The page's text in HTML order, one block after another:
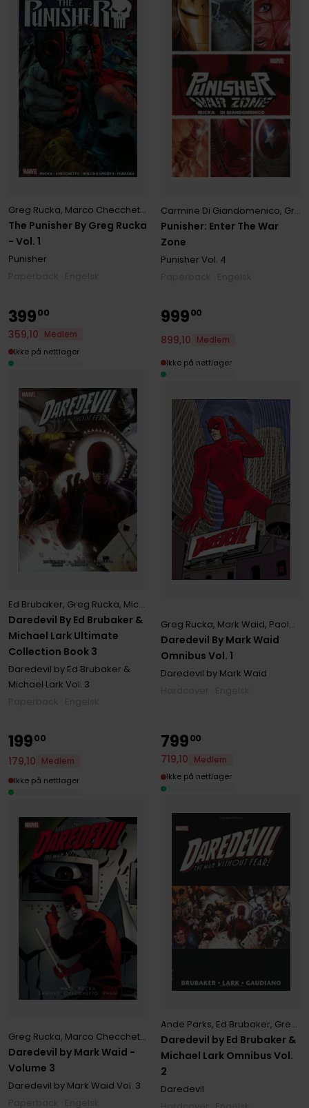
The Punisher By Greg Rucka
- Vol. 1
Greg Rucka, Marco Checchetto Max Fiumara
Punisher
Punisher: Enter The War
Zone
Carmine Di Giandomenico, Greg Rucka
Punisher Vol. 4
Daredevil By Ed Brubaker &
Michael Lark Ultimate
Collection Book 3
Ed Brubaker, Greg Rucka, Michael Lark
Daredevil by Ed Brubaker &
Michael Lark Vol. 3
39900
359,10
Medlem
Ikke på nettlager
Daredevil By Mark Waid
Omnibus Vol. 1
Greg Rucka, Mark Waid, Paolo Rivera
Daredevil by Mark Waid
99900
899,10 Medlem
Ikke på nettlager
Daredevil by Mark Waid -
Volume 3
Greg Rucka, Marco Checchetto Mark Waid
Daredevil by Mark Waid Vol. 3
19900
179,10
Medlem
Ikke på nettlager
Daredevil by Ed Brubaker &
Michael Lark Omnibus Vol.
2
Ande Parks, Ed Brubaker, Greg Rucka
Daredevil
79900
719,10
Medlem
Ikke på nettlager